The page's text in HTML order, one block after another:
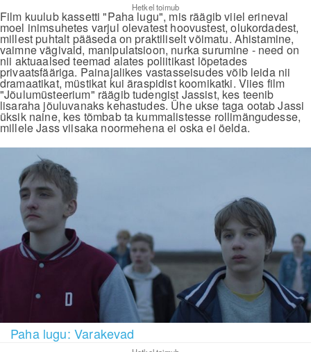
Hetkel toimub
Film kuulub kassetti "Paha lugu", mis räägib viiel erineval
moel inimsuhetes varjul olevatest hoovustest, olukordadest,
millest puhtalt pääseda on praktiliselt võimatu. Ahistamine,
vaimne vägivald, manipulatsioon, nurka surumine - need on
nii aktuaalsed teemad alates poliitikast lõpetades
privaatsfääriga. Painajalikes vastasseisudes võib leida nii
dramaatikat, müstikat kui äraspidist koomikatki. Viies film
"Jõulumüsteerium" räägib tudengist Jassist, kes teenib
lisaraha jõuluvanaks kehastudes. Ühe ukse taga ootab Jassi
üksik naine, kes tõmbab ta kummalistesse rollimängudesse,
millele Jass viisaka noormehena ei oska ei öelda.
Paha lugu: Varakevad